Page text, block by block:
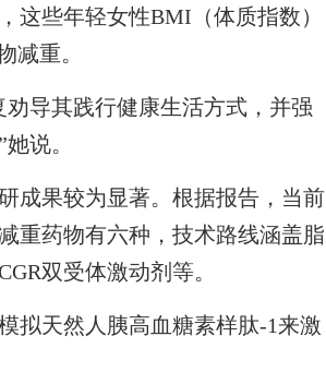
这些年轻女性BMI（体质指数）
减重。
导其践行健康生活方式，并强
说。
果较为显著。根据报告，当前
重药物有六种，技术路线涵盖脂
双受体激动剂等。
天然人胰高血糖素样肽-1来激